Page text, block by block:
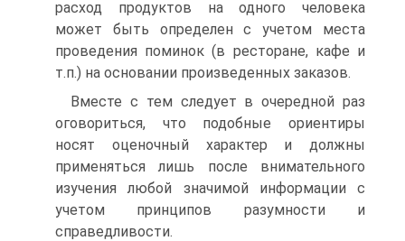
расход продуктов на одного человека
может быть определен с учетом места
проведения поминок (в ресторане, кафе и
т.п.) на основании произведенных заказов.
Вместе с тем следует в очередной раз
оговориться, что подобные ориентиры
носят оценочный характер и должны
применяться лишь после внимательного
изучения любой значимой информации с
учетом принципов разумности и
справедливости.